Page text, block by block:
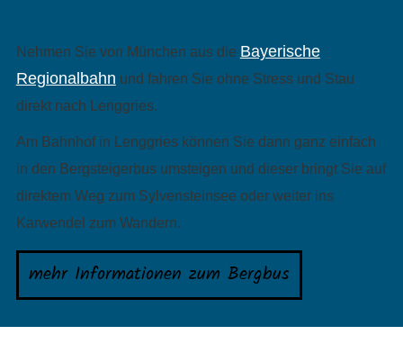
Nehmen Sie von München aus die Bayerische
Regionalbahn und fahren Sie ohne Stress und Stau
direkt nach Lenggries.
Am Bahnhof in Lenggries können Sie dann ganz einfach
in den Bergsteigerbus umsteigen und dieser bringt Sie auf
direktem Weg zum Sylvensteinsee oder weiter ins
Karwendel zum Wandern.
mehr Informationen zum Bergbus